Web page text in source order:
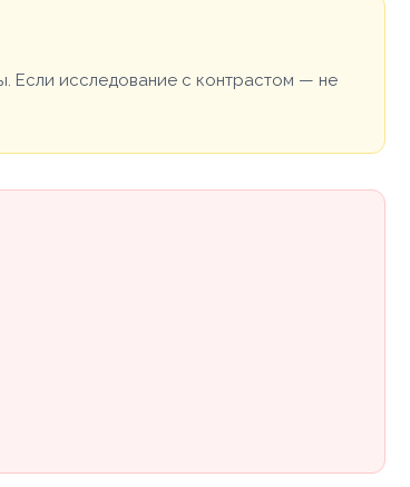
Если исследование с контрастом — не